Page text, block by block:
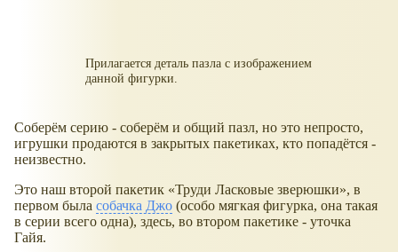
Прилагается деталь пазла с изображением
данной фигурки.
Соберём серию - соберём и общий пазл, но это непросто,
игрушки продаются в закрытых пакетиках, кто попадётся -
неизвестно.
Это наш второй пакетик
Труди Ласковые зверюшки , в
первом была собачка Джо (особо мягкая фигурка, она такая
в серии всего одна), здесь, во втором пакетике - уточка
Гайя.